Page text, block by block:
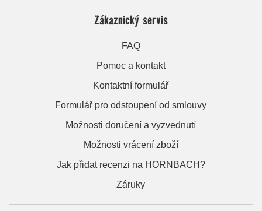
Zákaznický servis
FAQ
Pomoc a kontakt
Kontaktní formulář
Formulář pro odstoupení od smlouvy
Možnosti doručení a vyzvednutí
Možnosti vrácení zboží
Jak přidat recenzi na HORNBACH?
Záruky